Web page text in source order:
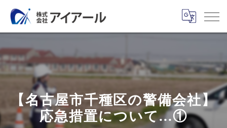
【名古屋市千種区の警備会社】
応急措置について...①